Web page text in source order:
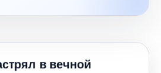
в вечной